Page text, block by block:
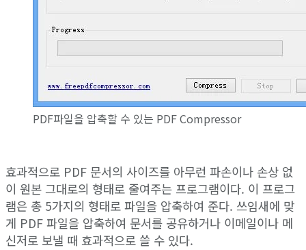
PDF파일을 압축할 수 있는 PDF Compressor
효과적으로 PDF 문서의 사이즈를 아무런 파손이나 손상 없
이 원본 그대로의 형태로 줄여주는 프로그램이다. 이 프로그
램은 총 5가지의 형태로 파일을 압축하여 준다. 쓰임새에 맞
게 PDF 파일을 압축하여 문서를 공유하거나 이메일이나 메
신저로 보낼 때 효과적으로 쓸 수 있다.